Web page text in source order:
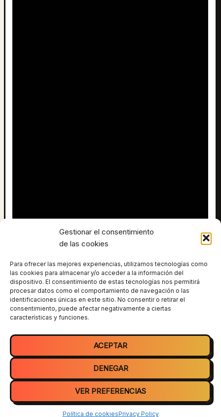
Gestionar el consentimiento
de las cookies
Para ofrecer las mejores experiencias, utilizamos tecnologías como
las cookies para almacenar y/o acceder a la información del
dispositivo. El consentimiento de estas tecnologías nos permitirá
procesar datos como el comportamiento de navegación o las
identificaciones únicas en este sitio. No consentir o retirar el
consentimiento, puede afectar negativamente a ciertas
características y funciones.
ACEPTAR
DENEGAR
VER PREFERENCIAS
Política de cookiesPrivacy Policy
Juanniko tiene un canal relacionado con música trap,
entrevistas a gente del mundillo y a pie de calle. Nos
cuenta más sobre ese mundo y da algunas reflexiones
interesantes.
Todos los derechos © 2026 Tiparraco | Funciona gracias a
Astra para WordPress